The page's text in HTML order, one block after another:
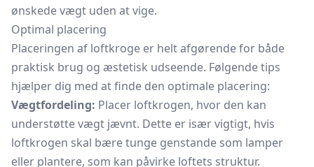
ønskede vægt uden at vige.
Optimal placering
Placeringen af loftkroge er helt afgørende for både
praktisk brug og æstetisk udseende. Følgende tips
hjælper dig med at finde den optimale placering:
Vægtfordeling: Placer loftkrogen, hvor den kan
understøtte vægt jævnt. Dette er især vigtigt, hvis
loftkrogen skal bære tunge genstande som lamper
eller plantere, som kan påvirke loftets struktur.